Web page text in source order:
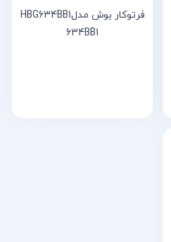
فرتوکار بوش مدلHBG634BB1
634BB1